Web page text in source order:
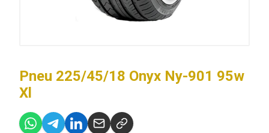
Pneu 225/45/18 Onyx Ny-901 95w
Xl